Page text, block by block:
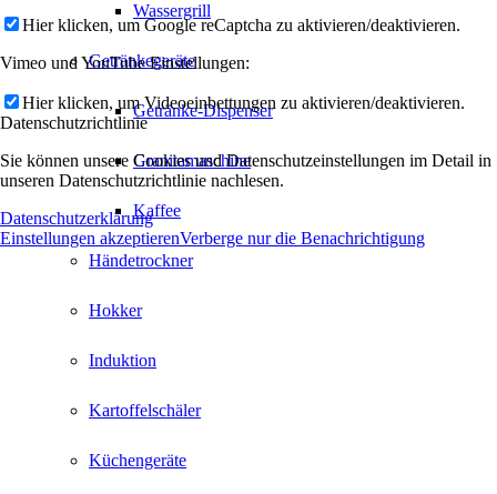
Wassergrill
Getränkegeräte
Getränke-Dispenser
Granitamaschine
Kaffee
Händetrockner
Hokker
Induktion
Kartoffelschäler
Küchengeräte
Hier klicken, um Google reCaptcha zu aktivieren/deaktivieren.
Vimeo und YouTube Einstellungen:
Hier klicken, um Videoeinbettungen zu aktivieren/deaktivieren.
Datenschutzrichtlinie
Sie können unsere Cookies und Datenschutzeinstellungen im Detail in
unseren Datenschutzrichtlinie nachlesen.
Datenschutzerklärung
Einstellungen akzeptierenVerberge nur die Benachrichtigung